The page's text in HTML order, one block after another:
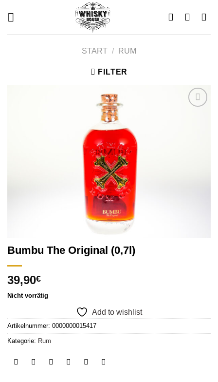
START / RUM
FILTER
Bumbu The Original (0,7l)
39,90€
Nicht vorrätig
Add to wishlist
Artikelnummer: 0000000015417
Kategorie: Rum